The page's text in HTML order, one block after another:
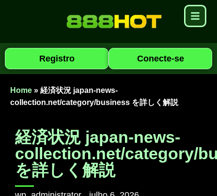
Registro Conecte-se
Home » 経済状況 japan-news-
collection.net/category/business を詳しく解説
経済状況 japan-news-
collection.net/category/
を詳しく解説